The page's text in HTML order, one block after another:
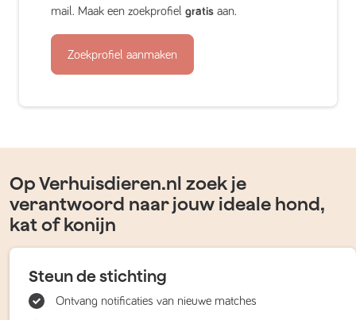
mail. Maak een zoekprofiel gratis aan.
Zoekprofiel aanmaken
Op Verhuisdieren.nl zoek je
verantwoord naar jouw ideale hond,
kat of konijn
Steun de stichting
Ontvang notificaties van nieuwe matches